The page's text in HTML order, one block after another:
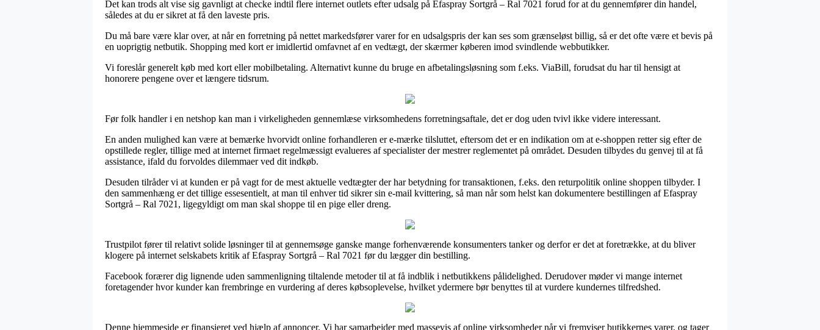
Det kan trods alt vise sig gavnligt at checke indtil flere internet outlets efter udsalg på Efaspray Sortgrå – Ral 7021 forud for at du gennemfører din handel,
således at du er sikret at få den laveste pris.
Du må bare være klar over, at når en forretning på nettet markedsfører varer for en udsalgspris der kan ses som grænseløst billig, så er det ofte være et bevis på
en uoprigtig netbutik. Shopping med kort er imidlertid omfavnet af en vedtægt, der skærmer køberen imod svindlende webbutikker.
Vi foreslår generelt køb med kort eller mobilbetaling. Alternativt kunne du bruge en afbetalingsløsning som f.eks. ViaBill, forudsat du har til hensigt at
honorere pengene over et længere tidsrum.
Før folk handler i en netshop kan man i virkeligheden gennemlæse virksomhedens forretningsaftale, det er dog uden tvivl ikke videre interessant.
En anden mulighed kan være at bemærke hvorvidt online forhandleren er e-mærke tilsluttet, eftersom det er en indikation om at e-shoppen retter sig efter de
opstillede regler, tillige med at internet firmaet regelmæssigt evalueres af specialister der mestrer reglementet på området. Desuden tilbydes du genvej til at få
assistance, ifald du forvoldes dilemmaer ved dit indkøb.
Desuden tilråder vi at kunden er på vagt for de mest aktuelle vedtægter der har betydning for transaktionen, f.eks. den returpolitik online shoppen tilbyder. I
den sammenhæng er det tillige essesentielt, at man til enhver tid sikrer sin e-mail kvittering, så man når som helst kan dokumentere bestillingen af Efaspray
Sortgrå – Ral 7021, ligegyldigt om man skal shoppe til en pige eller dreng.
Trustpilot fører til relativt solide løsninger til at gennemsøge ganske mange forhenværende konsumenters tanker og derfor er det at foretrække, at du bliver
klogere på internet selskabets kritik af Efaspray Sortgrå – Ral 7021 før du lægger din bestilling.
Facebook forærer dig lignende uden sammenligning tiltalende metoder til at få indblik i netbutikkens pålidelighed. Derudover møder vi mange internet
foretagender hvor kunder kan frembringe en vurdering af deres købsoplevelse, hvilket ydermere bør benyttes til at vurdere kundernes tilfredshed.
Denne hjemmeside er finansieret ved hjælp af annoncer. Vi har samarbejder med massevis af online virksomheder når vi fremviser butikkernes varer, og tager